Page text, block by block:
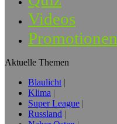
Videos
Promotionen
Aktuelle Themen
Blaulicht
Klima
Super League
Russland